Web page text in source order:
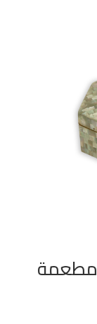
مطعمة